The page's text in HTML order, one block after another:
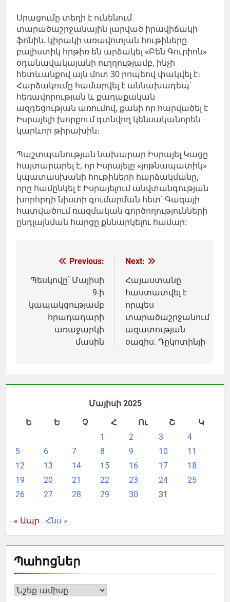
Սրացումը տեղի է ունենում
տարածաշրջանային լարված իրավիճակի
ֆոնին. կիրակի առավոտյան հութիները
բալիստիկ հրթիռ են արձակել «Բեն Գուրիոն»
օդանավակայանի ուղղությամբ, ինչի
հետևանքով այն մոտ 30 րոպեով փակվել է։
Հարձակումը համարվել է աննախադեպ՝
հեռավորության և քաղաքական
ազդեցության առումով, քանի որ հարվածել է
Իսրայելի խորքում գտնվող կենսականորեն
կարևոր թիրախին։
Պաշտպանության նախարար Իսրայել Կացը
հայտարարել է, որ Իսրայելը «յոթնապատիկ»
կպատասխանի հութիների հարձակմանը,
որը համընկել է Իսրայելում անվտանգության
խորհրդի նիստի գումարման հետ՝ Գազայի
հատվածում ռազմական գործողությունների
ընդլայնման հարցը քննարկելու համար:
Գրառումների
նավարկումը
Previous:
Պեսկովը՝ Մայիսի
9-ի
կապակցությամբ
հրադադարի
առաջարկի
մասին
Next:
Հայաստանը
հաստատվել է
որպես
տարածաշրջանում
ազատության
օազիս. Դըկոտինյի
Մայիսի 2025
Ե
Ե Չ Հ Ու Շ
Կ
1
2 3
4
5
6 7 8 9 10
11
12
13 14 15 16 17
18
19
20 21 22 23 24
25
26
27 28 29 30 31
« Ապր Հնս »
Պահոցներ
Պահոցներ